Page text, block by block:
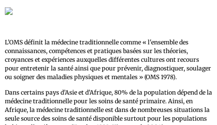
L’OMS définit la médecine traditionnelle comme « l'ensemble des
connaissances, compétences et pratiques basées sur les théories,
croyances et expériences auxquelles différentes cultures ont recours
pour entretenir la santé ainsi que pour prévenir, diagnostiquer, soulager
ou soigner des maladies physiques et mentales » (OMS 1978).
Dans certains pays d’Asie et d’Afrique, 80% de la population dépend de la
médecine traditionnelle pour les soins de santé primaire. Ainsi, en
Afrique, la médecine traditionnelle est dans de nombreuses situations la
seule source des soins de santé disponible surtout pour les populations